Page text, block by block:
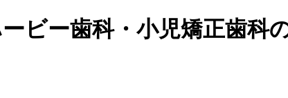
ビー歯科・小児矯正歯科